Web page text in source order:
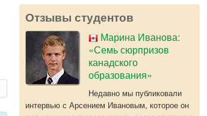
Отзывы студентов
Марина Иванова:
«Семь сюрпризов
канадского
образования»
Недавно мы публиковали
интервью с Арсением Ивановым, которое он